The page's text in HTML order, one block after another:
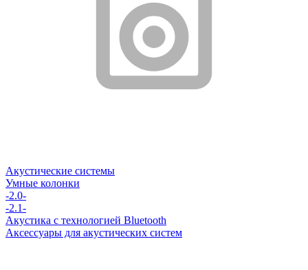
Акустические системы
Умные колонки
-2.0-
-2.1-
Акустика с технологией Bluetooth
Аксессуары для акустических систем